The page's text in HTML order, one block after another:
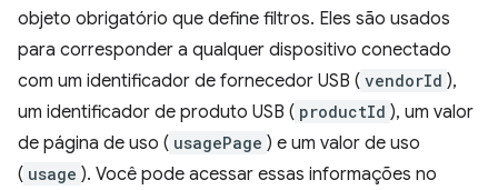
objeto obrigatório que define filtros. Eles são usados
para corresponder a qualquer dispositivo conectado
com um identificador de fornecedor USB ( vendorId ),
um identificador de produto USB ( productId ), um valor
de página de uso ( usagePage ) e um valor de uso
( usage ). Você pode acessar essas informações no